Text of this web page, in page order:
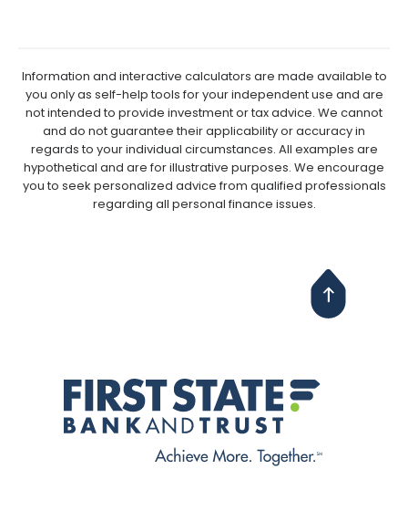
Information and interactive calculators are made available to
you only as self-help tools for your independent use and are
not intended to provide investment or tax advice. We cannot
and do not guarantee their applicability or accuracy in
regards to your individual circumstances. All examples are
hypothetical and are for illustrative purposes. We encourage
you to seek personalized advice from qualified professionals
regarding all personal finance issues.